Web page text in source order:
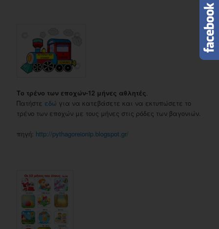
Το τρένο των εποχών-12 μήνες αθλητές.
Πατήστε εδώ για να κατεβάσετε και να εκτυπώσετε το
τρένο των εποχών με τους μήνες στις ρόδες των βαγονιών.
πηγή: http://pythagoreionip.blogspot.gr/